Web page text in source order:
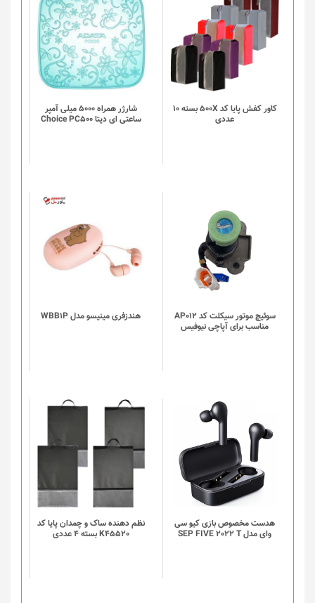
کاور کفش پایا کد 500X بسته 10
عددی
شارژر همراه 5000 میلی آمپر
ساعتی ای دیتا Choice PC500
سوئیچ موتور سیکلت کد AP012
مناسب برای آپاچی نیوفیس
هندزفری مینیسو مدل WBB1P
هدست مخصوص بازی کیو سی
وای مدل SEP FIVE 2022 T
این
دارای
انواع
مختلفی
می
باشد.
گزینه
ها
نظم دهنده ساک و چمدان پایا کد
K45520 بسته 4 عددی
دارای
انواع
می
باشد.
گزینه
ها